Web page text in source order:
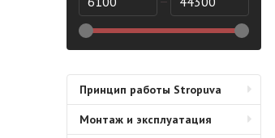
Принцип работы Stropuva
Монтаж и эксплуатация